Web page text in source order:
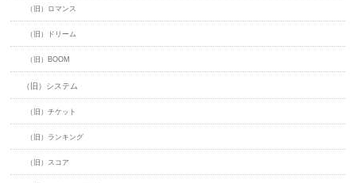
（旧）ロマンス
（旧）ドリーム
（旧）BOOM
（旧）システム
（旧）チケット
（旧）ランキング
（旧）スコア